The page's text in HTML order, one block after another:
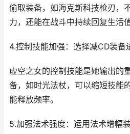
偷取装备，如海克斯科技枪刃，
力，还能在战斗中持续回复生活值
4.控制技能加强：选择减CD装备
虚空之女的控制技能是她输出的
备，如时光法杖，可以缩短技能
能释放频率。
5.加强法术强度：运用法术增幅